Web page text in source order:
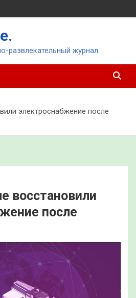
развлекательный журнал.
электроснабжение после
восстановили
после